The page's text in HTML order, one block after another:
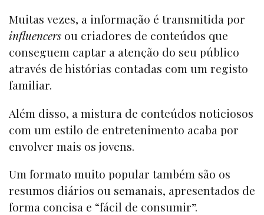
Muitas vezes, a informação é transmitida por
influencers ou criadores de conteúdos que
conseguem captar a atenção do seu público
através de histórias contadas com um registo
familiar.
Além disso, a mistura de conteúdos noticiosos
com um estilo de entretenimento acaba por
envolver mais os jovens.
Um formato muito popular também são os
resumos diários ou semanais, apresentados de
forma concisa e “fácil de consumir”.